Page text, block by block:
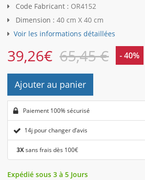
Code Fabricant : OR4152
Dimension : 40 cm X 40 cm
Voir les informations détaillées
39,26€ 65,45 € - 40%
Ajouter au panier
Paiement 100% sécurisé
14j pour changer d’avis
3Xsans frais dès 100€
Expédié sous 3 à 5 Jours